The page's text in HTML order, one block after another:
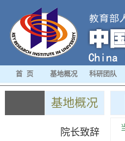
首 页 基地概况 科研团队
基地概况
院长致辞